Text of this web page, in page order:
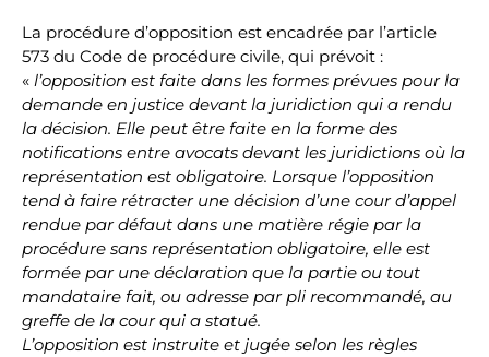
La procédure d’opposition est encadrée par l’article
573 du Code de procédure civile, qui prévoit :
« l’opposition est faite dans les formes prévues pour la
demande en justice devant la juridiction qui a rendu
la décision. Elle peut être faite en la forme des
notifications entre avocats devant les juridictions où la
représentation est obligatoire. Lorsque l’opposition
tend à faire rétracter une décision d’une cour d’appel
rendue par défaut dans une matière régie par la
procédure sans représentation obligatoire, elle est
formée par une déclaration que la partie ou tout
mandataire fait, ou adresse par pli recommandé, au
greffe de la cour qui a statué.
L’opposition est instruite et jugée selon les règles